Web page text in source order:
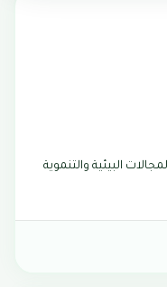
البيئية والتنموية